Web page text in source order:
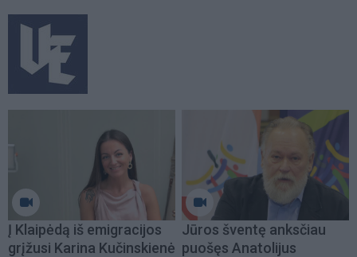
Į Klaipėdą iš emigracijos
grįžusi Karina Kučinskienė
Jūros šventę anksčiau
puošęs Anatolijus